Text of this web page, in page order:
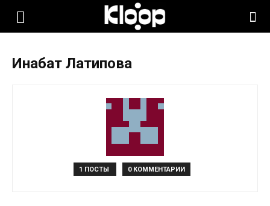
KLOOP.KG
Инабат Латипова
1 ПОСТЫ 0 КОММЕНТАРИИ